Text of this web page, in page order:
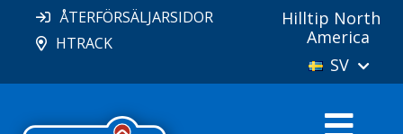
ÅTERFÖRSÄLJARSIDOR
HTRACK
Hilltip North
America
SV